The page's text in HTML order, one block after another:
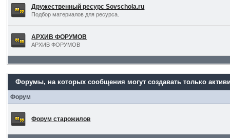
Дружественный ресурс Sovschola.ru
Подбор материалов для ресурса.
АРХИВ ФОРУМОВ
АРХИВ ФОРУМОВ
Форумы, на которых сообщения могут создавать только
Форум
Форум старожилов